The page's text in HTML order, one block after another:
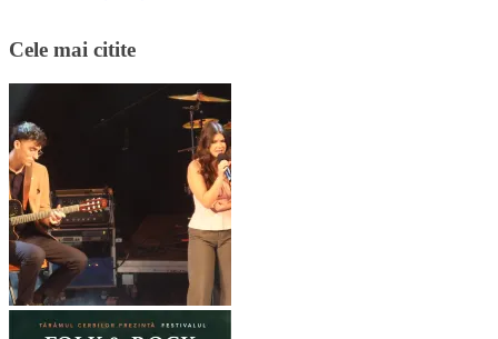
Cele mai citite